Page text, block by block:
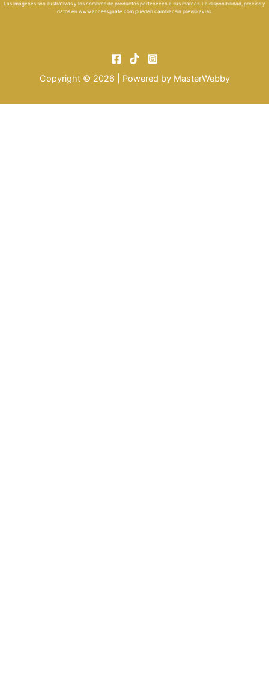
Las imágenes son ilustrativas y los nombres de productos pertenecen a sus marcas. La disponibilidad, precios y
datos en www.accessguate.compueden cambiar sin previo aviso.
Copyright © 2026 | Powered by MasterWebby